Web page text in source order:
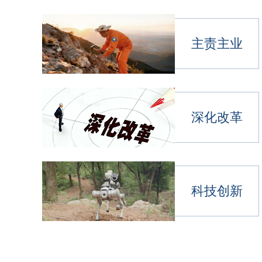
主责主业
深化改革
科技创新